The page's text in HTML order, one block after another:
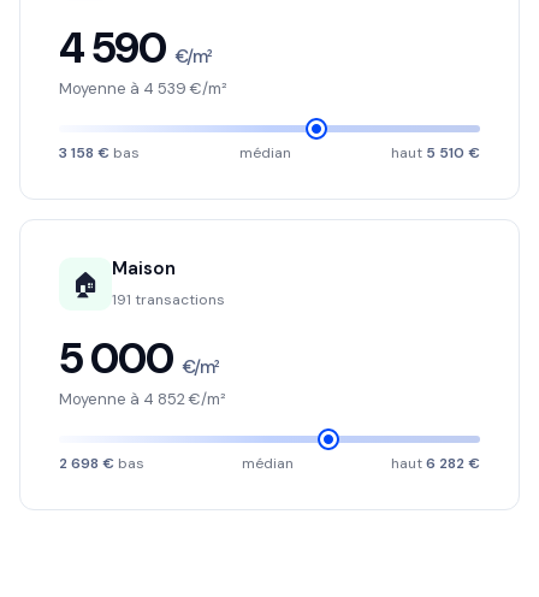
4 590 €/m²
Moyenne à 4 539 €/m²
3 158 € bas médian haut 5 510 €
🏠 Maison
191 transactions
5 000 €/m²
Moyenne à 4 852 €/m²
2 698 € bas médian haut6 282 €